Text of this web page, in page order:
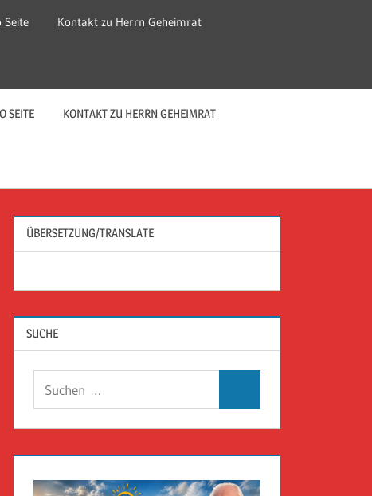
Kontakt zu Herrn Geheimrat
SEITE KONTAKT ZU HERRN GEHEIMRAT
ÜBERSETZUNG/TRANSLATE
SUCHE